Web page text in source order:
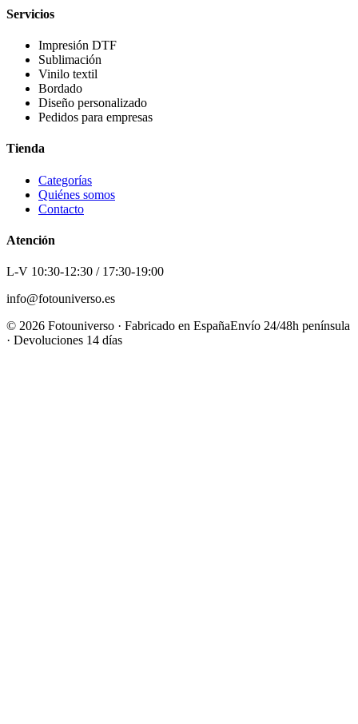
Servicios
Impresión DTF
Sublimación
Vinilo textil
Bordado
Diseño personalizado
Pedidos para empresas
Tienda
Categorías
Quiénes somos
Contacto
Atención
L-V 10:30-12:30 / 17:30-19:00
info@fotouniverso.es
© 2026 Fotouniverso · Fabricado en EspañaEnvío 24/48h península
· Devoluciones 14 días